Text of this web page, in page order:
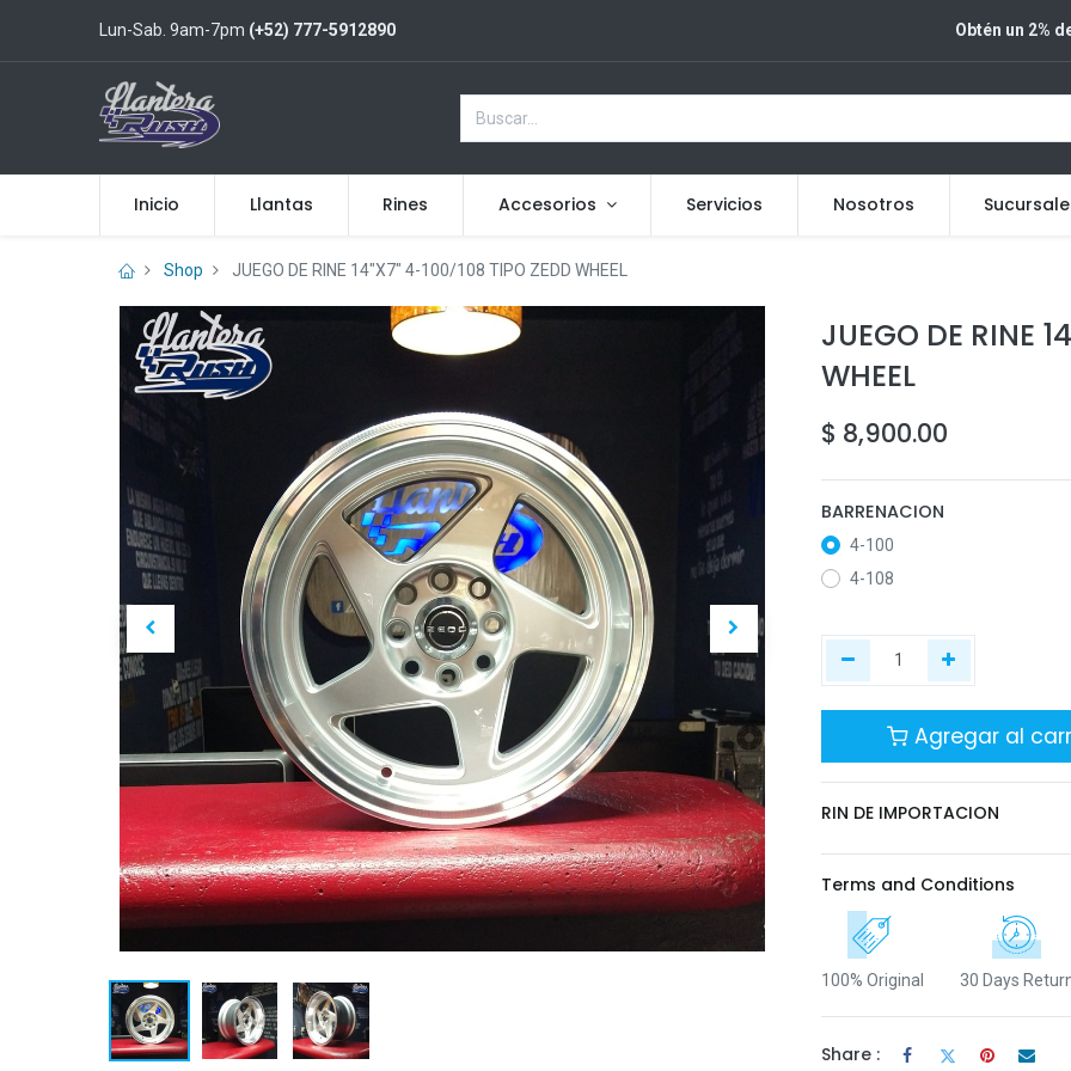
Lun-Sab. 9am-7pm (+52) 777-5912890 Obtén un 2%
Inicio Llantas Rines Accesorios Servicios Nosotros
Shop JUEGO DE RINE 14"X7" 4-100/108 TIPO ZEDD WHEEL
JUEGO DE RINE
WHEEL
$ 8,900.00
BARRENACION
4-100
4-108
Agregar al
RIN DE IMPORTACION
Terms and Conditions
100% Original 30 Days
Share :